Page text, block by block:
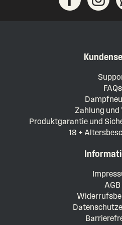
FAQs
Zahlung und
Produktgarantie und
18 +
AGB